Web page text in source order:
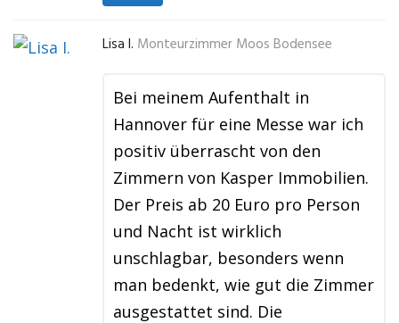
Lisa I. Monteurzimmer Moos Bodensee
Bei meinem Aufenthalt in
Hannover für eine Messe war ich
positiv überrascht von den
Zimmern von Kasper Immobilien.
Der Preis ab 20 Euro pro Person
und Nacht ist wirklich
unschlagbar, besonders wenn
man bedenkt, wie gut die Zimmer
ausgestattet sind. Die